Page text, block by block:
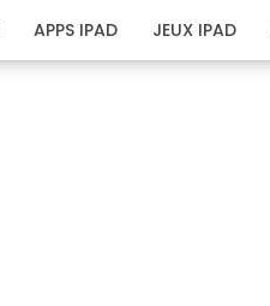
APPS IPAD JEUX IPAD